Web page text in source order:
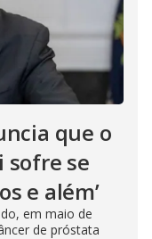
que o
sofre se
e além’
em maio de
de próstata